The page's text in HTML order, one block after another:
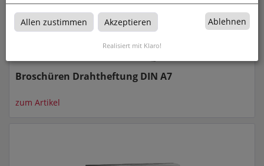
Broschüren Drahtheftung DIN A7
zum Artikel
Allen zustimmen Akzeptieren Ablehnen
Realisiert mit Klaro!